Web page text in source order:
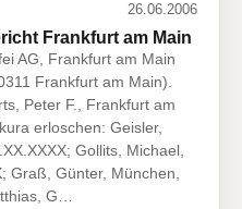
26.06.2006
Frankfurt am Main
AG, Frankfurt am Main
Frankfurt am Main).
Peter F., Frankfurt am
erloschen: Geisler,
Gollits, Michael,
Graß, Günter, München,
G…